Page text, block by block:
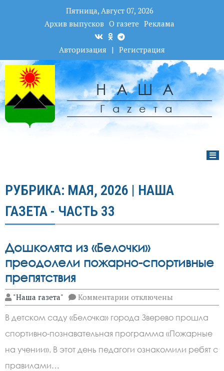
Пятница, Август 07, 2026
Архив выпусков О газете Реклама
Авторизация | Регистрация
НАША
Гаzета
РУБРИКА: МАЯ, 2026 | НАША
ГАЗЕТА - ЧАСТЬ 33
Дошколята из «Белочки»
преодолели пожарно-спортивные
препятствия
"Наша газета" Комментарии к
записи
Дошколята
из
«Белочки»
преодолели
пожарно-
спортивные
отключены
В детском саду «Белочка» города Зверево прошла
спортивно-познавательная программа «Пожарные
на учении». В этот день педагоги ознакомили ребят с
правилами…